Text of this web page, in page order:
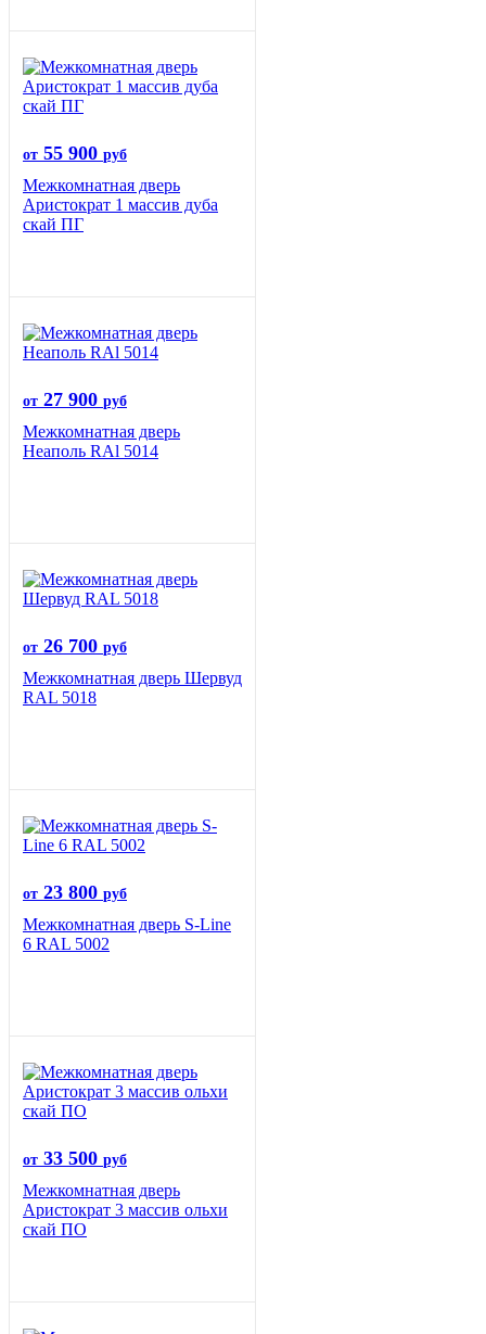
от 55 900 руб
Межкомнатная дверь
Аристократ 1 массив дуба
скай ПГ
от 27 900 руб
Межкомнатная дверь
Неаполь RAl 5014
от 26 700 руб
Межкомнатная дверь Шервуд
RAL 5018
от 23 800 руб
Межкомнатная дверь S-Line
6 RAL 5002
от 33 500 руб
Межкомнатная дверь
Аристократ 3 массив ольхи
скай ПО